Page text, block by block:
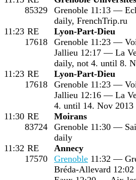
85329
Grenoble 11:13 —
daily, FrenchTrip.ru
11:23 RE
17618
Lyon-Part-Dieu
Grenoble 11:23 —
Jallieu 12:17 — La
daily, not 4. until 8.
11:23 RE
17618
Lyon-Part-Dieu
Grenoble 11:23 —
Jallieu 12:16 — La
4. until 14. Nov
11:30 RE
83724
Moirans
Grenoble 11:30 —
daily
11:32 RE
17570
Annecy
Grenoble 11:32 —
Bréda-Allevard